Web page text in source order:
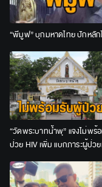
“พีมูฟ” บุกมหาดไทย ปักหลั
“วัดพระบาทน้ำพุ” แจงไม่พร้
ป่วย HIV เพิ่ม แบกภาระผู้ป่วย
จนท.อีกกว่า 200 ชีวิต